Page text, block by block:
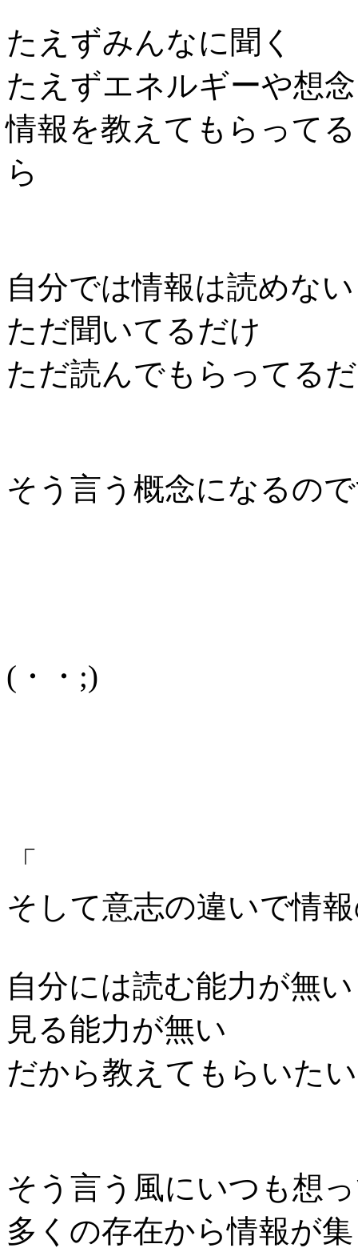
たえずみんなに聞く
たえずエネルギーや想
情報を教えてもらって
ら
自分では情報は読め
ただ聞いてるだけ
ただ読んでもらってる
そう言う概念になるの
(・・;)
「
そして意志の違いで情
自分には読む能力が無い
見る能力が無い
だから教えてもらい
そう言う風にいつも想
多くの存在から情報が